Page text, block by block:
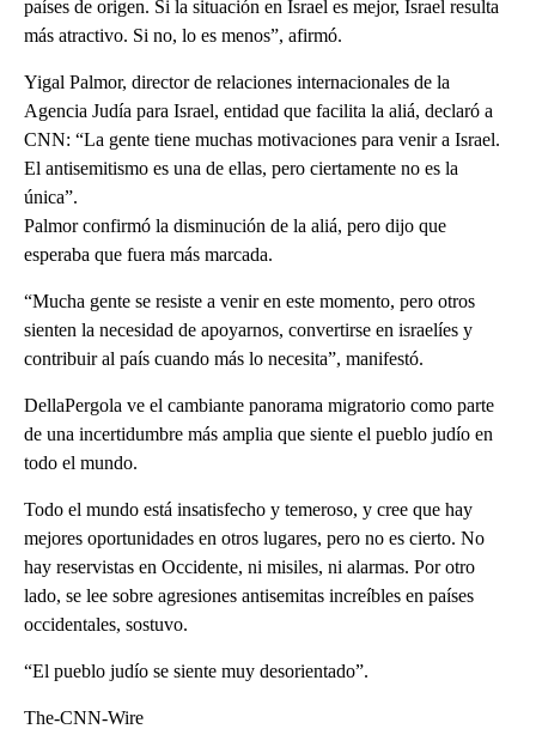
países de origen. Si la situación en Israel es mejor, Israel resulta
más atractivo. Si no, lo es menos”, afirmó.
Yigal Palmor, director de relaciones internacionales de la
Agencia Judía para Israel, entidad que facilita la aliá, declaró a
CNN: “La gente tiene muchas motivaciones para venir a Israel.
El antisemitismo es una de ellas, pero ciertamente no es la
única”.
Palmor confirmó la disminución de la aliá, pero dijo que
esperaba que fuera más marcada.
“Mucha gente se resiste a venir en este momento, pero otros
sienten la necesidad de apoyarnos, convertirse en israelíes y
contribuir al país cuando más lo necesita”, manifestó.
DellaPergola ve el cambiante panorama migratorio como parte
de una incertidumbre más amplia que siente el pueblo judío en
todo el mundo.
Todo el mundo está insatisfecho y temeroso, y cree que hay
mejores oportunidades en otros lugares, pero no es cierto. No
hay reservistas en Occidente, ni misiles, ni alarmas. Por otro
lado, se lee sobre agresiones antisemitas increíbles en países
occidentales, sostuvo.
“El pueblo judío se siente muy desorientado”.
The-CNN-Wire